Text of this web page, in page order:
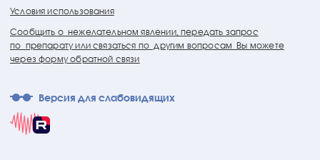
Условия использования
Сообщить о нежелательном явлении, передать запрос
по препарату или связаться по другим вопросам Вы можете
через форму обратной связи
Версия для слабовидящих